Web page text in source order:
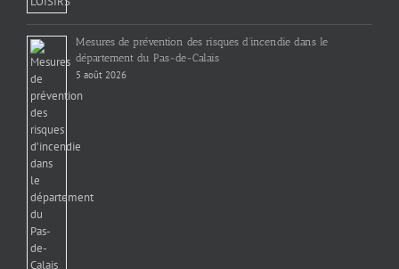
Mesures de prévention des risques d’incendie dans le
département du Pas-de-Calais
5 août 2026